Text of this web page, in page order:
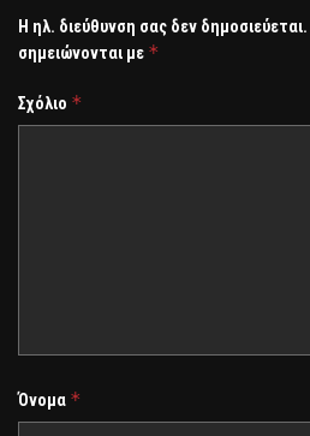
Η ηλ. διεύθυνση σας δεν δημοσιεύεται.
σημειώνονται με *
Σχόλιο *
Όνομα *